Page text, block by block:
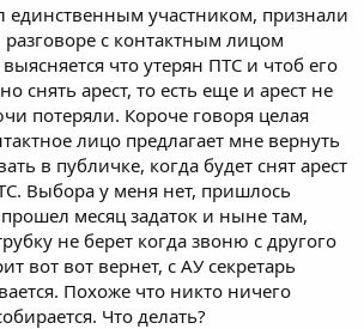
единственным участником, признали
с контактным лицом
что утерян ПТС и чтоб его
снять арест, то есть еще и арест не
потеряли. Короче говоря целая
лицо предлагает мне вернуть
в публичке, когда будет снят арест
Выбора у меня нет, пришлось
прошел месяц задаток и ныне там,
не берет когда звоню с другого
вот вот вернет, с АУ секретарь
Похоже что никто ничего
Что делать?